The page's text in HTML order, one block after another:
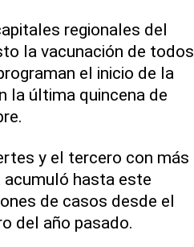
regionales del
la vacunación de todos
el inicio de la
la última quincena de
y el tercero con más
acumuló hasta este
de casos desde el
del año pasado.